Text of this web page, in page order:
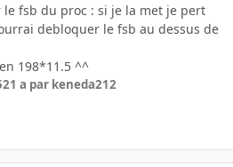
fsb du proc : si je la met je pert
debloquer le fsb au dessus de
198*11.5 ^^
21 a par keneda212